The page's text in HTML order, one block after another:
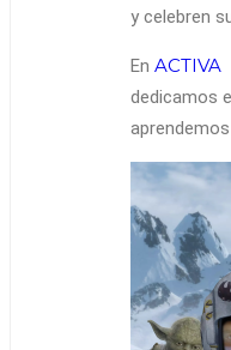
y celebren
En
dedicamos